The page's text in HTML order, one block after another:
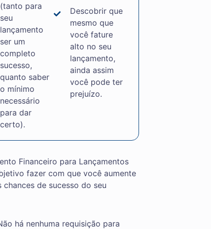
(tanto para
seu
lançamento
ser um
completo
sucesso,
quanto saber
o mínimo
necessário
para dar
certo).
Descobrir que
mesmo que
você fature
alto no seu
lançamento,
ainda assim
você pode ter
prejuízo.
Financeiro para Lançamentos
fazer com que você aumente
de sucesso do seu
há nenhuma requisição para